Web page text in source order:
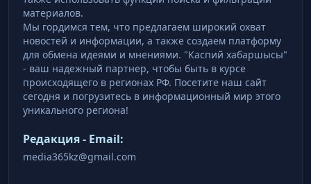
материалов.
Мы гордимся тем, что предлагаем широкий охват
новостей и информации, а также создаем платформу
для обмена идеями и мнениями. "Каспий хабаршысы"
- ваш надежный партнер, чтобы быть в курсе
происходящего в регионах РФ. Посетите наш сайт
сегодня и погрузитесь в информационный мир этого
уникального региона!
Редакция - Email:
media365kz@gmail.com